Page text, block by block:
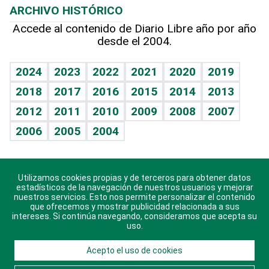
Hablando con el pediatra
Vida y familia
Eñe
Celebrando la vida
Sin complejos
En pocas palabras
Escuchando al corazón
Economía Personal
Línea de hit
TBT Deportivo
Lecturas
Hecho en casa
Guía del dinero
Cumpleaños
Horóscopos
Juegos
ARCHIVO HISTÓRICO
Accede al contenido de Diario Libre año por año
desde el 2004.
2024 2023 2022 2021 2020
2019
2018
2017 2016 2015 2014
2013
2012
2011 2010 2009 2008
2007
2006
2005 2004
Descarga nuestras aplicaciones para Android, iOS y
sistema Huawei.
© 2021 Diario Libre, todos los derechos reservados.
Utilizamos cookies propias y de terceros para obtener datos
estadísticos de la navegación de nuestros usuarios y mejorar
nuestros servicios. Esto nos permite personalizar el contenido
que ofrecemos y mostrar publicidad relacionada a sus
intereses. Si continúa navegando, consideramos que acepta su
uso.
Acepto el uso de cookies